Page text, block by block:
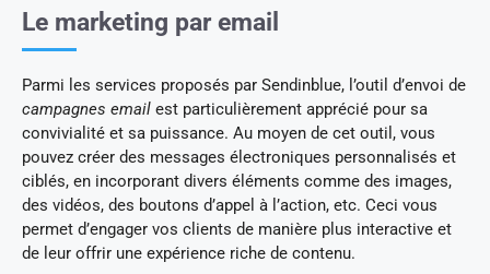
Le marketing par email
Parmi les services proposés par Sendinblue, l’outil d’envoi de
campagnes email est particulièrement apprécié pour sa
convivialité et sa puissance. Au moyen de cet outil, vous
pouvez créer des messages électroniques personnalisés et
ciblés, en incorporant divers éléments comme des images,
des vidéos, des boutons d’appel à l’action, etc. Ceci vous
permet d’engager vos clients de manière plus interactive et
de leur offrir une expérience riche de contenu.